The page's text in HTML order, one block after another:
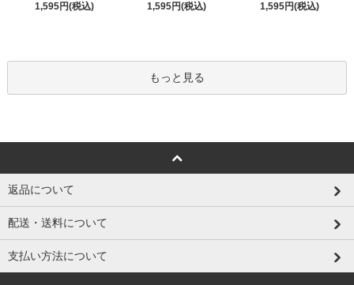
1,595円(税込)
1,595円(税込)
1,595円(税込)
もっと見る
返品について
配送・送料について
支払い方法について